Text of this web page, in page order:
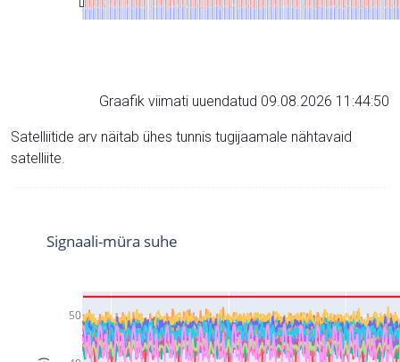
Graafik viimati uuendatud 09.08.2026 11:44:50
Satelliitide arv näitab ühes tunnis tugijaamale nähtavaid
satelliite.
50
Signaali-müra suhe